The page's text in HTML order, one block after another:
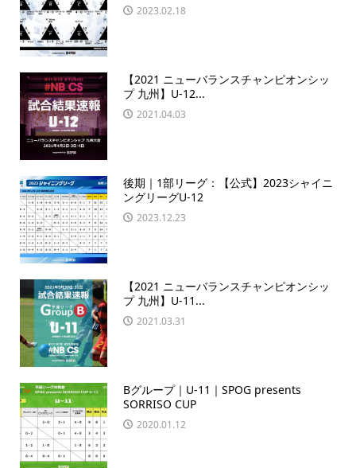
2023.02.18
【2021 ニューバランスチャンピオンシッ
プ 九州】U-12...
2021.04.03
後期｜1部リーグ：【公式】2023シャイニ
ングリーグU-12
2023.12.23
【2021 ニューバランスチャンピオンシッ
プ 九州】U-11...
2021.03.31
Bグループ｜U-11｜SPOG presents
SORRISO CUP
2020.01.12